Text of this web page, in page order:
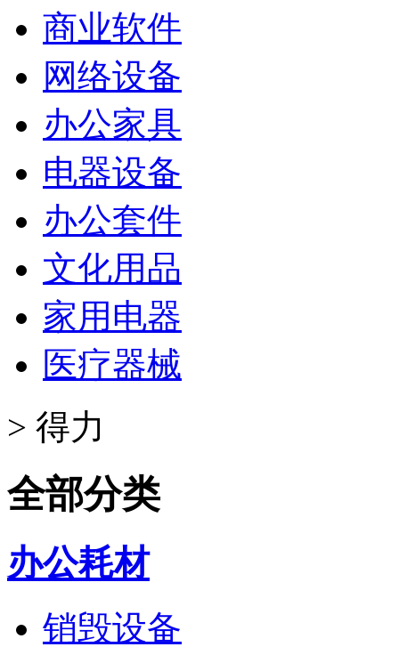
商业软件
网络设备
办公家具
电器设备
办公套件
文化用品
家用电器
医疗器械
> 得力
全部分类
办公耗材
销毁设备